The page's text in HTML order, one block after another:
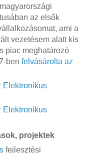
az elsők
ami a
vezetésem alatt kis
piac meghatározó
ben felvásárolta az
Elektronikus
Elektronikus
projektek
fejlesztési